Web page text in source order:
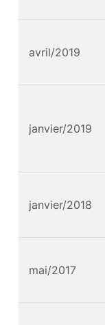
avril/2019
janvier/2019
janvier/2018
mai/2017